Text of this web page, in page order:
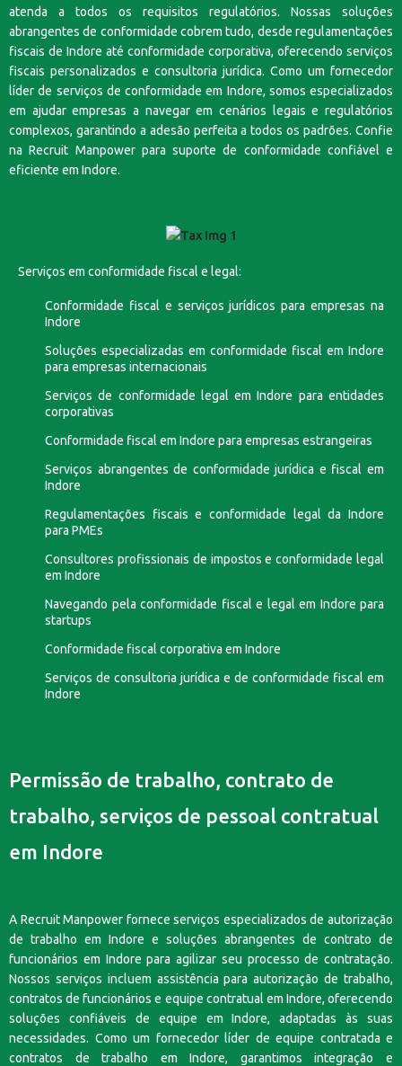
atenda a todos os requisitos regulatórios. Nossas soluções
abrangentes de conformidade cobrem tudo, desde regulamentações
fiscais de Indore até conformidade corporativa, oferecendo serviços
fiscais personalizados e consultoria jurídica. Como um fornecedor
líder de serviços de conformidade em Indore, somos especializados
em ajudar empresas a navegar em cenários legais e regulatórios
complexos, garantindo a adesão perfeita a todos os padrões. Confie
na Recruit Manpower para suporte de conformidade confiável e
eficiente em Indore.
Serviços em conformidade fiscal e legal:
Conformidade fiscal e serviços jurídicos para empresas na
Indore
Soluções especializadas em conformidade fiscal em Indore
para empresas internacionais
Serviços de conformidade legal em Indore para entidades
corporativas
Conformidade fiscal em Indore para empresas estrangeiras
Serviços abrangentes de conformidade jurídica e fiscal em
Indore
Regulamentações fiscais e conformidade legal da Indore
para PMEs
Consultores profissionais de impostos e conformidade legal
em Indore
Navegando pela conformidade fiscal e legal em Indore para
startups
Conformidade fiscal corporativa em Indore
Serviços de consultoria jurídica e de conformidade fiscal em
Indore
Permissão de trabalho, contrato de
trabalho, serviços de pessoal contratual
em Indore
A Recruit Manpower fornece serviços especializados de autorização
de trabalho em Indore e soluções abrangentes de contrato de
funcionários em Indore para agilizar seu processo de contratação.
Nossos serviços incluem assistência para autorização de trabalho,
contratos de funcionários e equipe contratual em Indore, oferecendo
soluções confiáveis de equipe em Indore, adaptadas às suas
necessidades. Como um fornecedor líder de equipe contratada e
contratos de trabalho em Indore, garantimos integração e